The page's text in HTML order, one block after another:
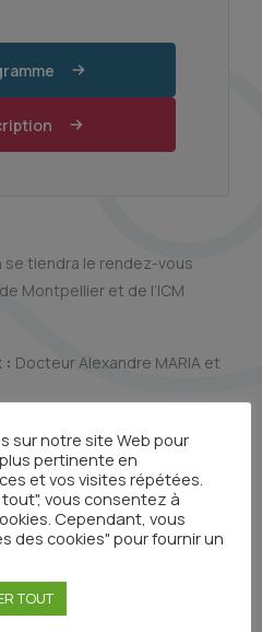
se tiendra le rendez-vous
Montpellier et de l’ICM
: Docteur Alexandre MARIA et
Tous les événements
sur notre site Web pour
pertinente en
et vos visites répétées.
vous consentez à
Cependant, vous
des cookies" pour fournir un
TOUT